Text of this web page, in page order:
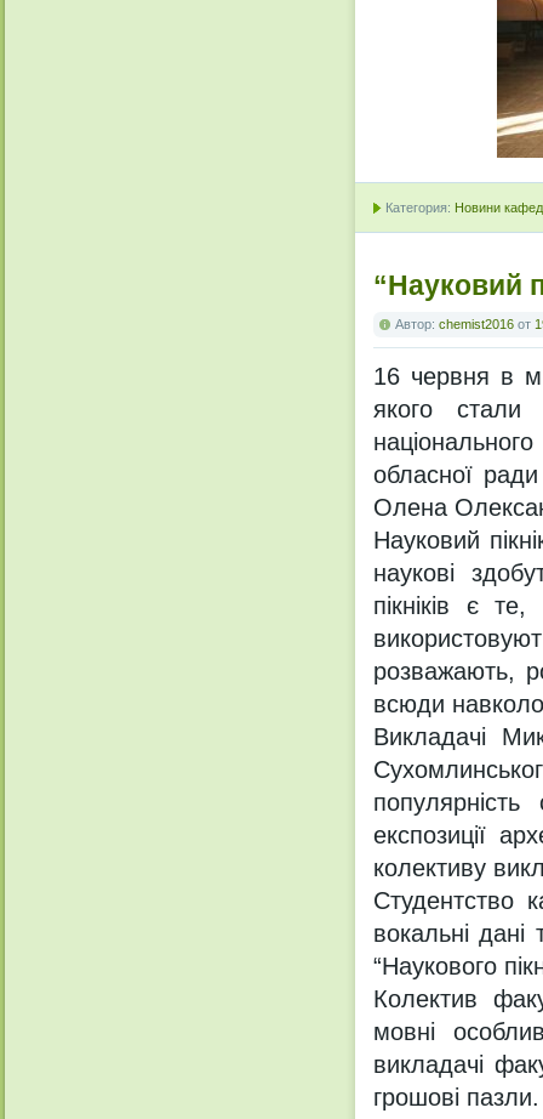
Категория: Новини
“Науковий
Автор: chemist2016 от
16 червня в м.
якого стали
обласної
Олена
Науковий
наукові
пікніків є
розважають,
всюди
Викладачі
експозиції
колективу
Студентство
вокальні
“Наукового
Колектив
мовні
викладачі
грошові пазли.